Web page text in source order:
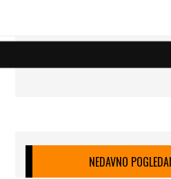
NEDAVNO